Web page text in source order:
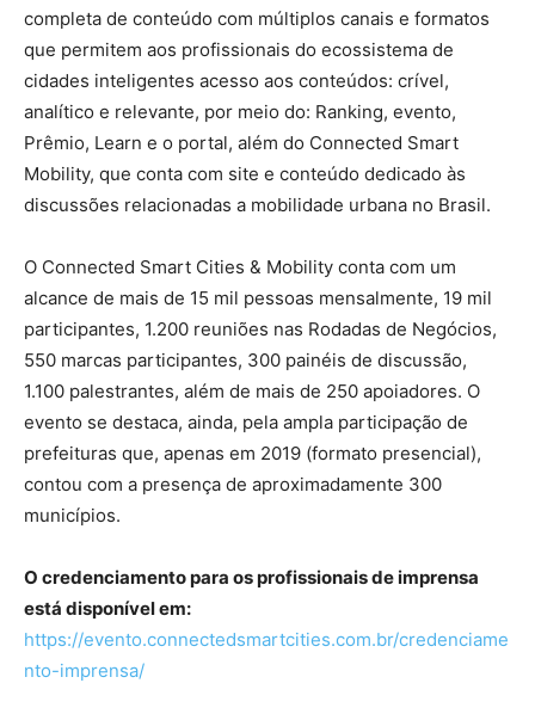
completa de conteúdo com múltiplos canais e formatos
que permitem aos profissionais do ecossistema de
cidades inteligentes acesso aos conteúdos: crível,
analítico e relevante, por meio do: Ranking, evento,
Prêmio, Learn e o portal, além do Connected Smart
Mobility, que conta com site e conteúdo dedicado às
discussões relacionadas a mobilidade urbana no Brasil.
O Connected Smart Cities & Mobility conta com um
alcance de mais de 15 mil pessoas mensalmente, 19 mil
participantes, 1.200 reuniões nas Rodadas de Negócios,
550 marcas participantes, 300 painéis de discussão,
1.100 palestrantes, além de mais de 250 apoiadores. O
evento se destaca, ainda, pela ampla participação de
prefeituras que, apenas em 2019 (formato presencial),
contou com a presença de aproximadamente 300
municípios.
O credenciamento para os profissionais de imprensa
está disponível em:
https://evento.connectedsmartcities.com.br/credenciame
nto-imprensa/